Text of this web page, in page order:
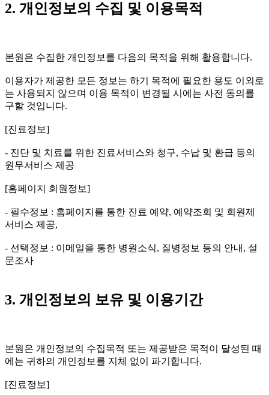
2. 개인정보의 수집 및 이용목적
본원은 수집한 개인정보를 다음의 목적을 위해 활용합니다.
이용자가 제공한 모든 정보는 하기 목적에 필요한 용도 이외로
는 사용되지 않으며 이용 목적이 변경될 시에는 사전 동의를
구할 것입니다.
[진료정보]
- 진단 및 치료를 위한 진료서비스와 청구, 수납 및 환급 등의
원무서비스 제공
[홈페이지 회원정보]
- 필수정보 : 홈페이지를 통한 진료 예약, 예약조회 및 회원제
서비스 제공,
- 선택정보 : 이메일을 통한 병원소식, 질병정보 등의 안내, 설
문조사
3. 개인정보의 보유 및 이용기간
본원은 개인정보의 수집목적 또는 제공받은 목적이 달성된 때
에는 귀하의 개인정보를 지체 없이 파기합니다.
[진료정보]